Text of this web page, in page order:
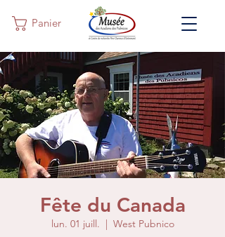
Panier
Fête du Canada
lun. 01 juill.
  |
West Pubnico